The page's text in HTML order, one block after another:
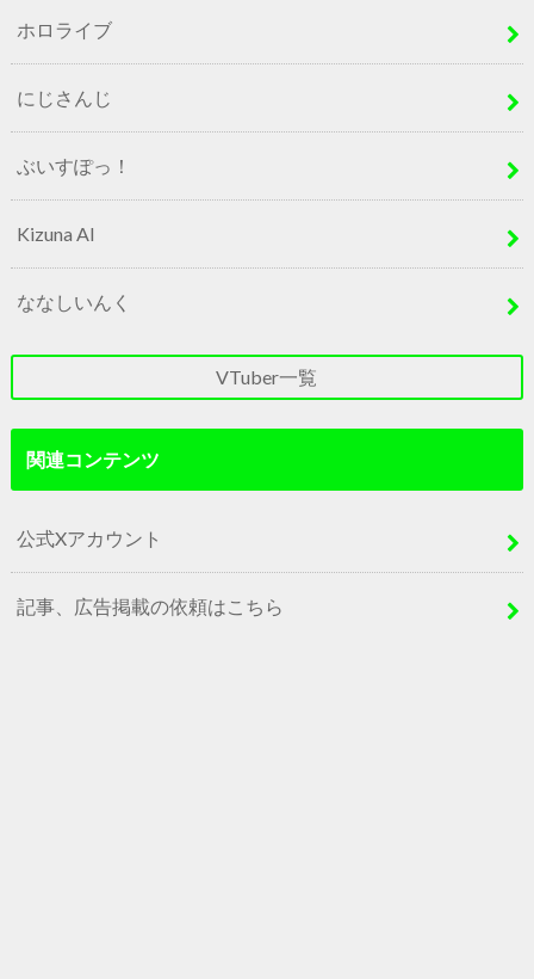
ホロライブ
にじさんじ
ぶいすぽっ！
Kizuna AI
ななしいんく
VTuber一覧
関連コンテンツ
公式Xアカウント
記事、広告掲載の依頼はこちら